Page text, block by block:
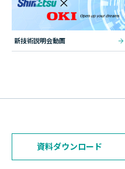
新技術説明会動画
資料ダウンロード